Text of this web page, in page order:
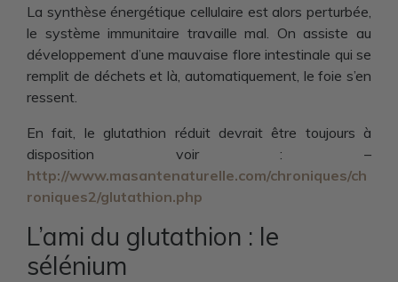
La synthèse énergétique cellulaire est alors perturbée,
le système immunitaire travaille mal. On assiste au
développement d’une mauvaise flore intestinale qui se
remplit de déchets et là, automatiquement, le foie s’en
ressent.
En fait, le glutathion réduit devrait être toujours à
disposition voir : –
http://www.masantenaturelle.com/chroniques/ch
roniques2/glutathion.php
L’ami du glutathion : le
sélénium